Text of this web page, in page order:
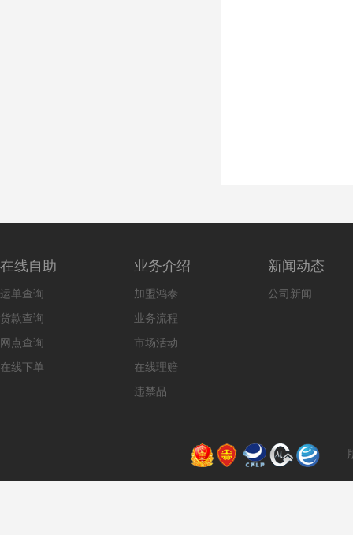
在线自助
运单查询
货款查询
网点查询
在线下单
业务介绍
加盟鸿泰
业务流程
市场活动
在线理赔
违禁品
新闻动态
公司新闻